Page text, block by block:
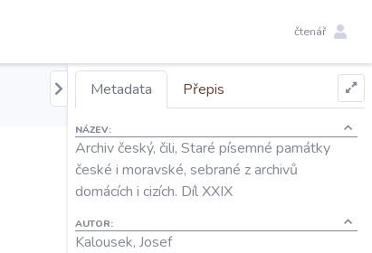
čtenář
Metadata Přepis
NÁZEV:
Archiv český, čili, Staré písemné památky
české i moravské, sebrané z archivů
domácích i cizích. Díl XXIX
AUTOR:
Kalousek, Josef